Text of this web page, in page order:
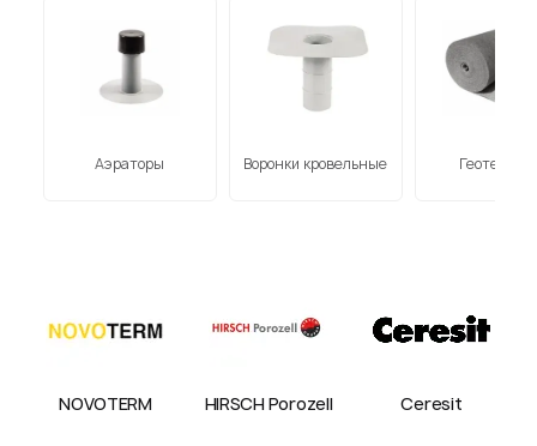
Аэраторы Воронки кровельные
NOVOTERM HIRSCH Porozell Ceresit